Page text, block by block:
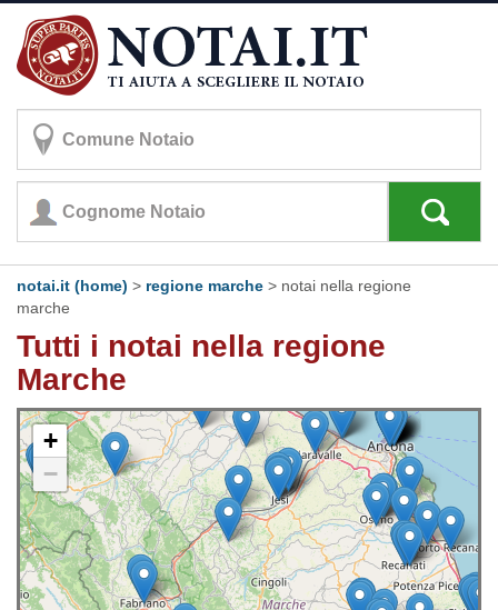
notai.it (home) > regione marche > notai nella regione
marche
Tutti i notai nella regione
Marche
+
−